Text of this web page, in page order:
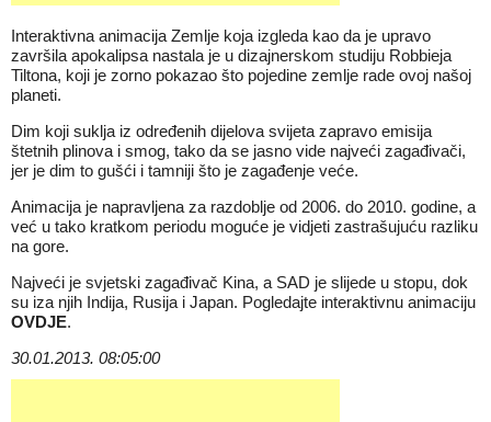
Interaktivna animacija Zemlje koja izgleda kao da je upravo
završila apokalipsa nastala je u dizajnerskom studiju Robbieja
Tiltona, koji je zorno pokazao što pojedine zemlje rade ovoj našoj
planeti.
Dim koji suklja iz određenih dijelova svijeta zapravo emisija
štetnih plinova i smog, tako da se jasno vide najveći zagađivači,
jer je dim to gušći i tamniji što je zagađenje veće.
Animacija je napravljena za razdoblje od 2006. do 2010. godine, a
već u tako kratkom periodu moguće je vidjeti zastrašujuću razliku
na gore.
Najveći je svjetski zagađivač Kina, a SAD je slijede u stopu, dok
su iza njih Indija, Rusija i Japan. Pogledajte interaktivnu animaciju
OVDJE.
30.01.2013. 08:05:00